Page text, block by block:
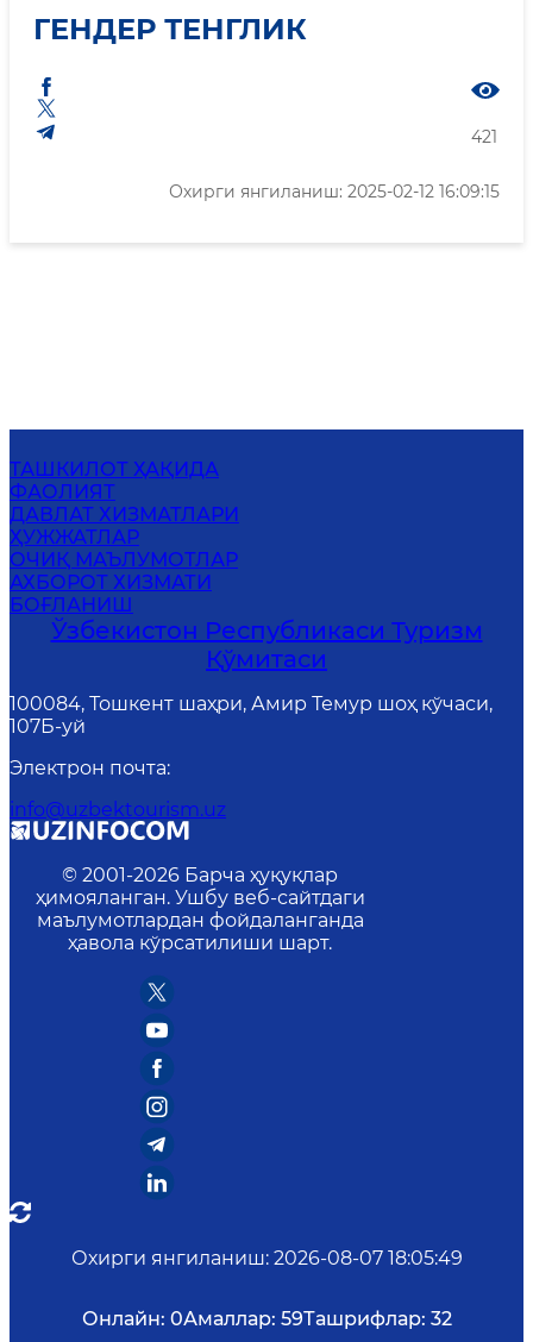
ГЕНДЕР ТЕНГЛИК
421
Охирги янгиланиш: 2025-02-12 16:09:15
ТАШКИЛОТ ҲАҚИДА
ФАОЛИЯТ
ДАВЛАТ ХИЗМАТЛАРИ
ҲУЖЖАТЛАР
ОЧИҚ МАЪЛУМОТЛАР
АХБОРОТ ХИЗМАТИ
БОҒЛАНИШ
Ўзбекистон Республикаси Туризм
Қўмитаси
100084, Тошкент шаҳри, Амир Темур шоҳ кўчаси,
107Б-уй
Электрон почта:
info@uzbektourism.uz
© 2001-2026 Барча ҳуқуқлар
ҳимояланган. Ушбу веб-сайтдаги
маълумотлардан фойдаланганда
ҳавола кўрсатилиши шарт.
Охирги янгиланиш: 2026-08-07 18:05:49
Онлайн: 0Амаллар: 59Ташрифлар: 32